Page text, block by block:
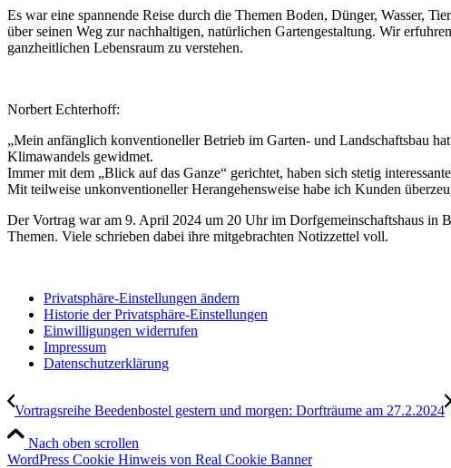
Es war eine spannende Reise durch die Themen Boden, Dünger, Wasser,
über seinen Weg zur nachhaltigen, natürlichen Gartengestaltung. Wir
ganzheitlichen Lebensraum zu verstehen.
Norbert Echterhoff:
„Mein anfänglich konventioneller Betrieb im Garten- und Landschaftsbau
Klimawandels gewidmet.
Immer mit dem „Blick auf das Ganze“ gerichtet, haben sich stetig
Mit teilweise unkonventioneller Herangehensweise habe ich Kunden
Der Vortrag war am 9. April 2024 um 20 Uhr im Dorfgemeinschaftshaus in
Themen. Viele schrieben dabei ihre mitgebrachten Notizzettel voll.
Privatsphäre-Einstellungen ändern
Historie der Privatsphäre-Einstellungen
Einwilligungen widerrufen
Impressum
Datenschutzerklärung
Vortragsreihe Beedenbostel gestern und morgen: Dorfträume am 27.2.2024
Nach oben scrollen
WordPress Cookie Hinweis von Real Cookie Banner